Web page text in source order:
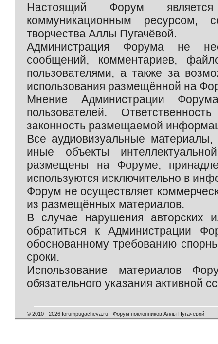
Настоящий Форум является
коммуникационным ресурсом,
творчества Аллы Пугачёвой.
Администрация Форума не
сообщений, комментариев,
пользователями, а также за
использования размещённой на
Мнение Администрации
пользователей.
законность размещаемой
Все аудиовизуальные
иные объекты
размещены на Форуме,
используются исключительно в
Форум не осуществляет
из размещённых материалов.
В случае нарушения авторских
обратиться к Администрации
обоснованному требованию
сроки.
Использование материалов
обязательного указания активной
© 2010 - 2026 forumpugacheva.ru - Форум поклонников Аллы Пугачевой